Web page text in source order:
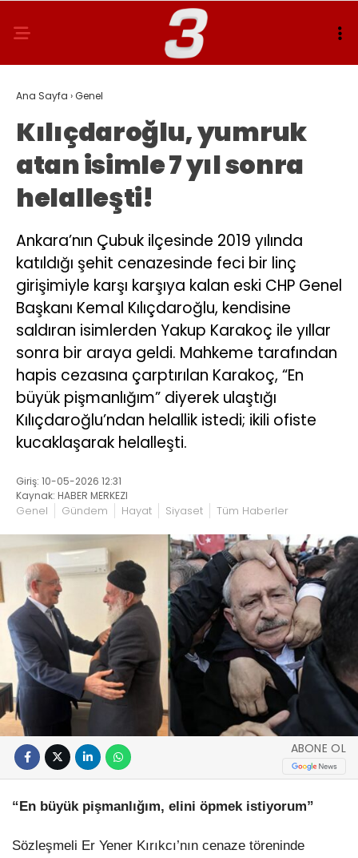
Ana Sayfa ›Genel
Kılıçdaroğlu, yumruk
atan isimle 7 yıl sonra
helalleşti!
Ankara’nın Çubuk ilçesinde 2019 yılında
katıldığı şehit cenazesinde feci bir linç
girişimiyle karşı karşıya kalan eski CHP Genel
Başkanı Kemal Kılıçdaroğlu, kendisine
saldıran isimlerden Yakup Karakoç ile yıllar
sonra bir araya geldi. Mahkeme tarafından
hapis cezasına çarptırılan Karakoç, “En
büyük pişmanlığım” diyerek ulaştığı
Kılıçdaroğlu’ndan helallik istedi; ikili ofiste
kucaklaşarak helalleşti.
Giriş: 10-05-2026 12:31
Kaynak: HABER MERKEZI
Genel Gündem Hayat Siyaset Tüm Haberler
ABONE OL
“En büyük pişmanlığım, elini öpmek istiyorum”
Sözleşmeli Er Yener Kırıkcı’nın cenaze töreninde